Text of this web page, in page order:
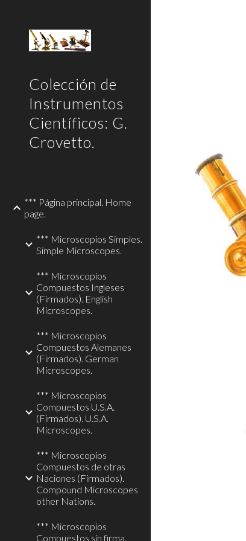
Colección de
Instrumentos
Científicos: G.
Crovetto.
*** Página principal. Home
page.
*** Microscopios Simples.
Simple Microscopes.
*** Microscopios
Compuestos Ingleses
(Firmados). English
Microscopes.
*** Microscopios
Compuestos Alemanes
(Firmados). German
Microscopes.
*** Microscopios
Compuestos U.S.A.
(Firmados). U.S.A.
Microscopes.
*** Microscopios
Compuestos de otras
Naciones (Firmados).
Compound Microscopes
other Nations.
*** Microscopios
Compuestos sin firma.